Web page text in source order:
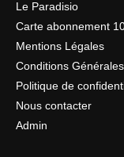
Le Paradisio
Carte abonnement
Mentions Légales
Conditions
Politique de
Nous contacter
Admin